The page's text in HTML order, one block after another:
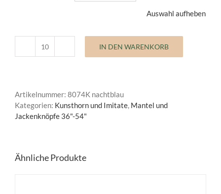
Auswahl aufheben
Mantelknopf
Menge
IN DEN WARENKORB
Artikelnummer: 8074K nachtblau
Kategorien: Kunsthorn und Imitate, Mantel und
Jackenknöpfe 36"-54"
Ähnliche Produkte